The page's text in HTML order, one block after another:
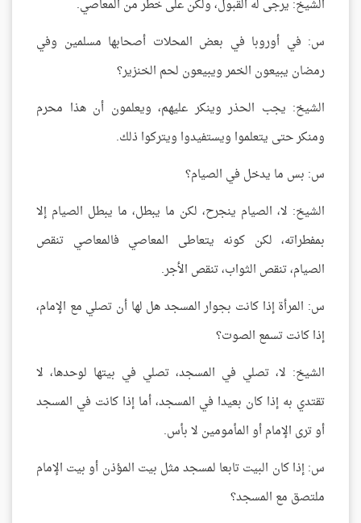
الشيخ: يرجى له القبول، ولكن على خطر من المعاصي.
س: في أوروبا في بعض المحلات أصحابها مسلمين وفي
رمضان يبيعون الخمر ويبيعون لحم الخنزير؟
الشيخ: يجب الحذر وينكر عليهم، ويعلمون أن هذا محرم
ومنكر حتى يتعلموا ويستفيدوا ويتركوا ذلك.
س: بس ما يدخل في الصيام؟
الشيخ: لا، الصيام ينجرح، لكن ما يبطل، ما يبطل الصيام إلا
بمفطراته، لكن كونه يتعاطى المعاصي فالمعاصي تنقص
الصيام، تنقص الثواب، تنقص الأجر.
س: المرأة إذا كانت بجوار المسجد هل لها أن تصلي مع الإمام،
إذا كانت تسمع الصوت؟
الشيخ: لا، تصلي في المسجد، تصلي في بيتها لوحدها، لا
تقتدي به إذا كان بعيدا في المسجد، أما إذا كانت في المسجد
أو ترى الإمام أو المأمومين لا بأس.
س: إذا كان البيت تابعا لمسجد مثل بيت المؤذن أو بيت الإمام
ملتصق مع المسجد؟